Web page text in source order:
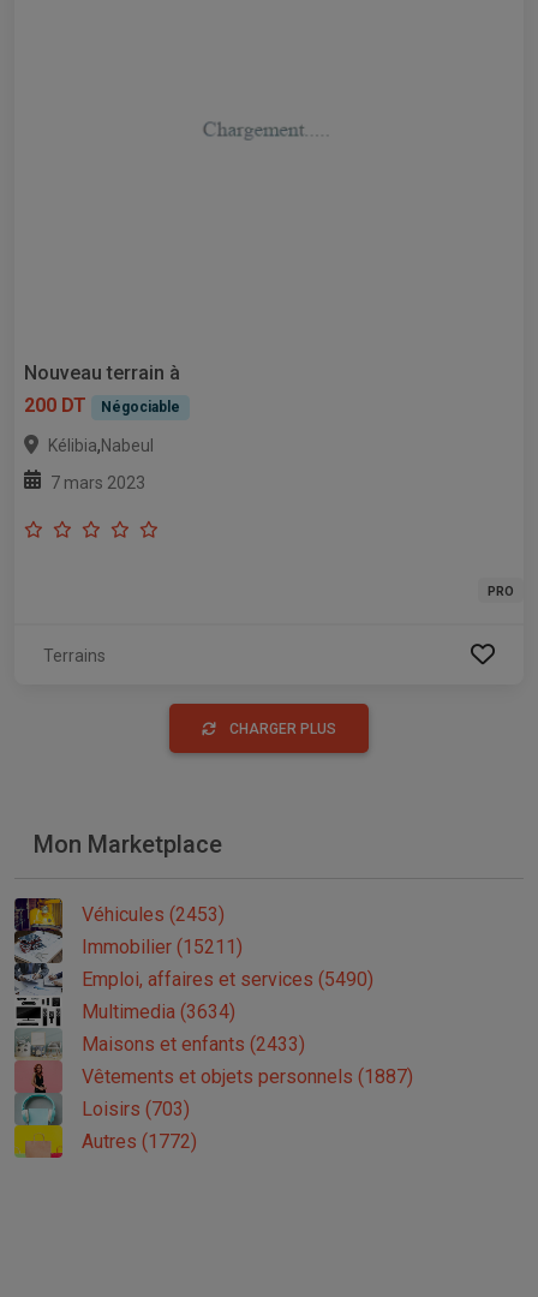
Nouveau terrain à
200 DT
Négociable
Kélibia,Nabeul
7 mars 2023
PRO
Terrains
CHARGER PLUS
Mon Marketplace
Véhicules (2453)
Immobilier (15211)
Emploi, affaires et services (5490)
Multimedia (3634)
Maisons et enfants (2433)
Vêtements et objets personnels (1887)
Loisirs (703)
Autres (1772)